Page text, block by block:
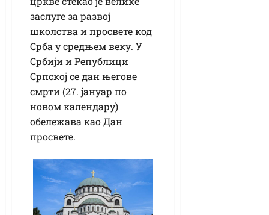
заслуге за развој
школства и просвете код
Срба у средњем веку. У
Србији и Републици
Српској се дан његове
смрти (27. јануар по
новом календару)
обележава као Дан
просвете.